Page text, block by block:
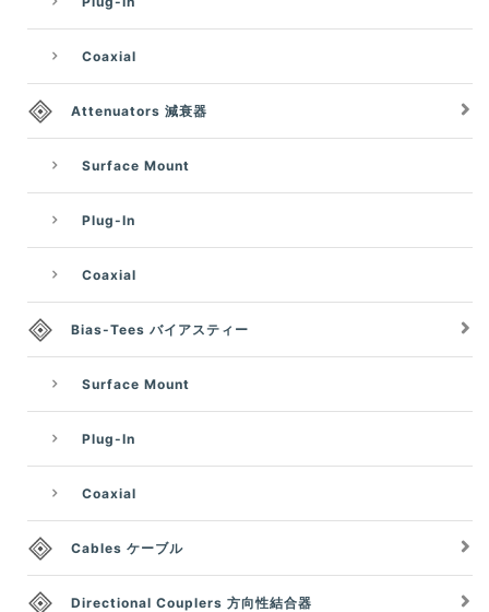
Coaxial
Attenuators 減衰器
Surface Mount
Plug-In
Coaxial
Bias-Tees バイアスティー
Surface Mount
Plug-In
Coaxial
Cables ケーブル
Directional Couplers 方向性結合器